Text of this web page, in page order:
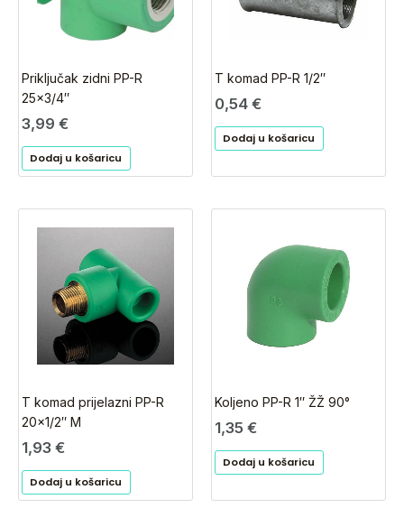
Priključak zidni PP-R
25×3/4″
3,99 €
Dodaj u košaricu
T komad PP-R 1/2″
0,54 €
Dodaj u košaricu
T komad prijelazni PP-R
20×1/2″ M
1,93 €
Dodaj u košaricu
Koljeno PP-R 1″ ŽŽ 90°
1,35 €
Dodaj u košaricu